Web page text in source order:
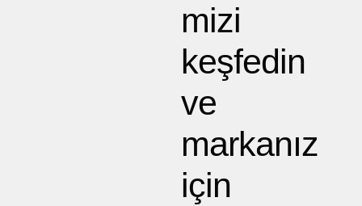
mizi
keşfedin
ve
markanız
için